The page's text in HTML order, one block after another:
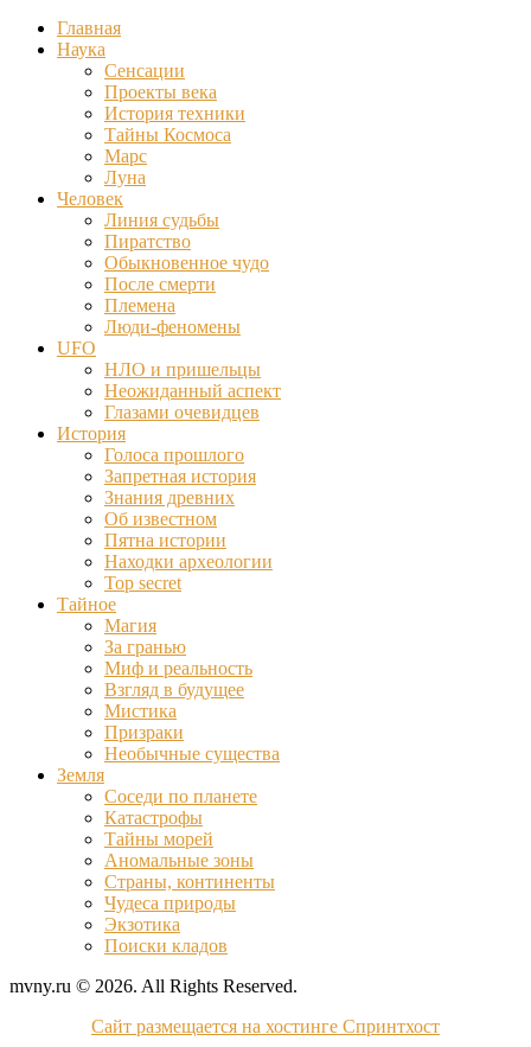
Главная
Наука
Сенсации
Проекты века
История техники
Тайны Космоса
Марс
Луна
Человек
Линия судьбы
Пиратство
Обыкновенное чудо
После смерти
Племена
Люди-феномены
UFO
НЛО и пришельцы
Неожиданный аспект
Глазами очевидцев
История
Голоса прошлого
Запретная история
Знания древних
Об известном
Пятна истории
Находки археологии
Top secret
Тайное
Магия
За гранью
Миф и реальность
Взгляд в будущее
Мистика
Призраки
Необычные существа
Земля
Соседи по планете
Катастрофы
Тайны морей
Аномальные зоны
Страны, континенты
Чудеса природы
Экзотика
Поиски кладов
mvny.ru © 2026. All Rights Reserved.
Сайт размещается на хостинге Спринтхост